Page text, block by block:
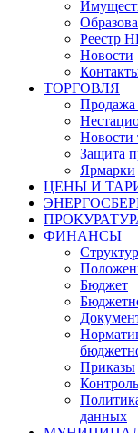
Реестр
Новости
ТОРГОВЛЯ
Продажа
Новости
Защита
Ярмарки
ЦЕНЫ И
ФИНАНСЫ
Бюджет
Приказы
данных